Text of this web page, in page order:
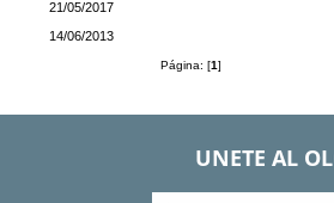
21/05/2017
14/06/2013
Página: [1]
UNETE AL